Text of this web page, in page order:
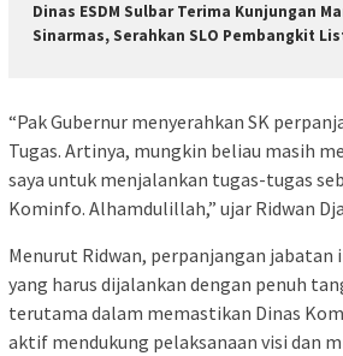
Dinas ESDM Sulbar Terima Kunjungan
Sinarmas, Serahkan SLO Pembangkit
“Pak Gubernur menyerahkan SK
Tugas. Artinya, mungkin beliau masih
saya untuk menjalankan tugas-tugas
Kominfo. Alhamdulillah,” ujar Ridwan
Menurut Ridwan, perpanjangan jabatan
yang harus dijalankan dengan penuh
terutama dalam memastikan Dinas
aktif mendukung pelaksanaan visi dan